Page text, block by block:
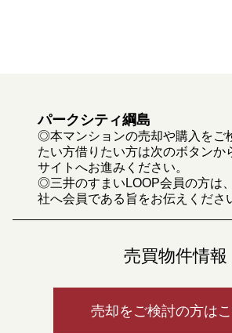
パークシティ綱島
◎本マンションの売却や購入をご
たい方借りたい方は次のボタンか
サイトへお進みください。
◎三井のすまいLOOP会員の方は
社へ会員である旨をお伝えくださ
売買物件情報
売却をご検討の方は